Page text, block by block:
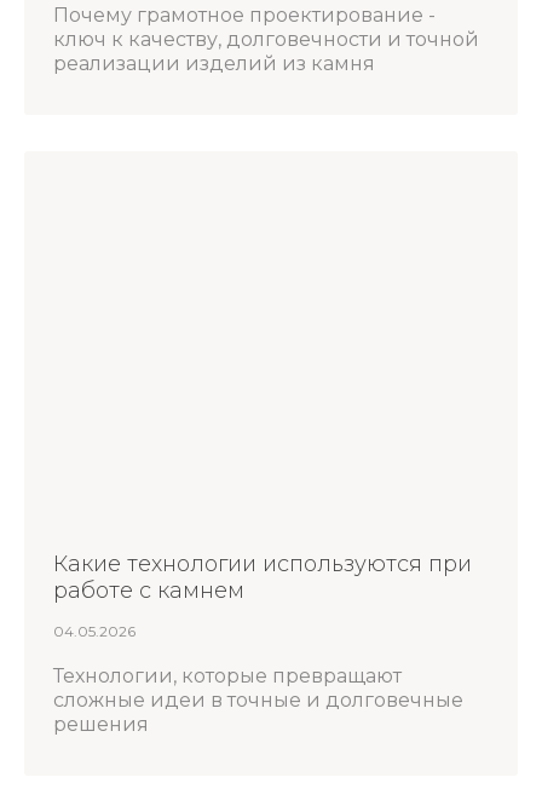
Почему грамотное проектирование -
ключ к качеству, долговечности и точной
реализации изделий из камня
Какие технологии используются при
работе с камнем
04.05.2026
Технологии, которые превращают
сложные идеи в точные и долговечные
решения